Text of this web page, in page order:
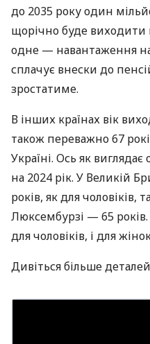
до 2035 року один
щорічно буде виходити
одне — навантаження
сплачує внески до
зростатиме.
В інших країнах вік
також переважно 67
Україні. Ось як
на 2024 рік. У Великій
років, як для чоловіків,
Люксембурзі — 65 років.
для чоловіків, і для
Дивіться більше